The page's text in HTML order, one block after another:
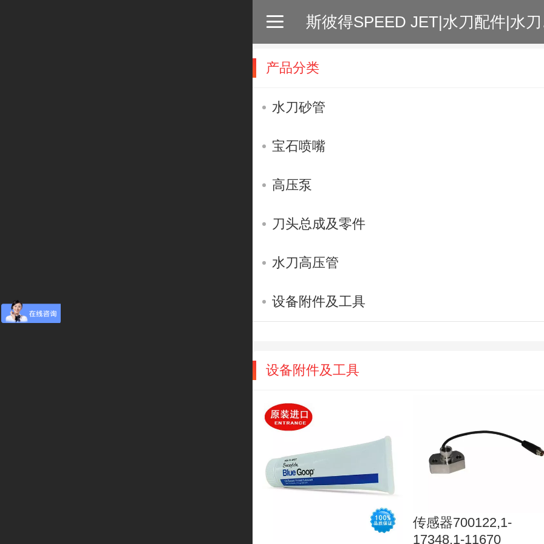
斯
产品分类
水刀砂管
宝石喷嘴
高压泵
刀头总成及零件
水刀高压管
设备附件及工具
设备附件及工具
传感器700122,1-
17348,1-11670